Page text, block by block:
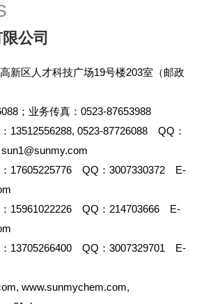
公司
新区人才科技广场19号楼203室（邮政
；业务传真：0523-87653988
13512556288, 0523-87726088 QQ：
sun1@sunmy.com
17605225776 QQ：3007330372 E-
15961022226 QQ：214703666 E-
13705266400 QQ：3007329701 E-
, www.sunmychem.com,